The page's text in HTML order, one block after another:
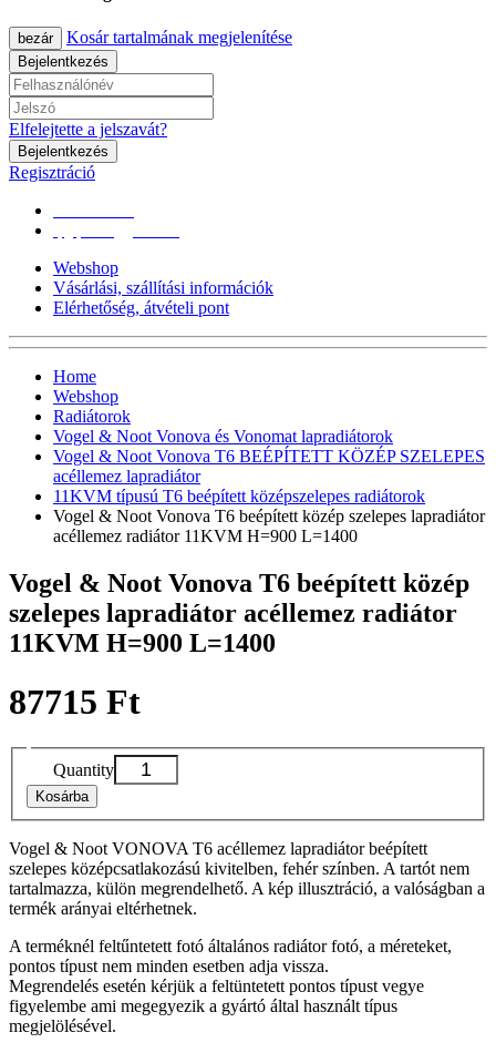
bezár Kosár tartalmának megjelenítése
Bejelentkezés
Elfelejtette a jelszavát?
Bejelentkezés
Regisztráció
Webshop
Vásárlási, szállítási információk
Elérhetőség, átvételi pont
Home
Webshop
Radiátorok
Vogel & Noot Vonova és Vonomat lapradiátorok
Vogel & Noot Vonova T6 BEÉPÍTETT KÖZÉP SZELEPES
acéllemez lapradiátor
11KVM típusú T6 beépített középszelepes radiátorok
Vogel & Noot Vonova T6 beépített közép szelepes lapradiátor
acéllemez radiátor 11KVM H=900 L=1400
Vogel & Noot Vonova T6 beépített közép
szelepes lapradiátor acéllemez radiátor
11KVM H=900 L=1400
87715 Ft
Quantity
Kosárba
Vogel & Noot VONOVA T6 acéllemez lapradiátor beépített
szelepes középcsatlakozású kivitelben, fehér színben. A tartót nem
tartalmazza, külön megrendelhető. A kép illusztráció, a valóságban a
termék arányai eltérhetnek.
A terméknél feltűntetett fotó általános radiátor fotó, a méreteket,
pontos típust nem minden esetben adja vissza.
Megrendelés esetén kérjük a feltüntetett pontos típust vegye
figyelembe ami megegyezik a gyártó által használt típus
megjelölésével.